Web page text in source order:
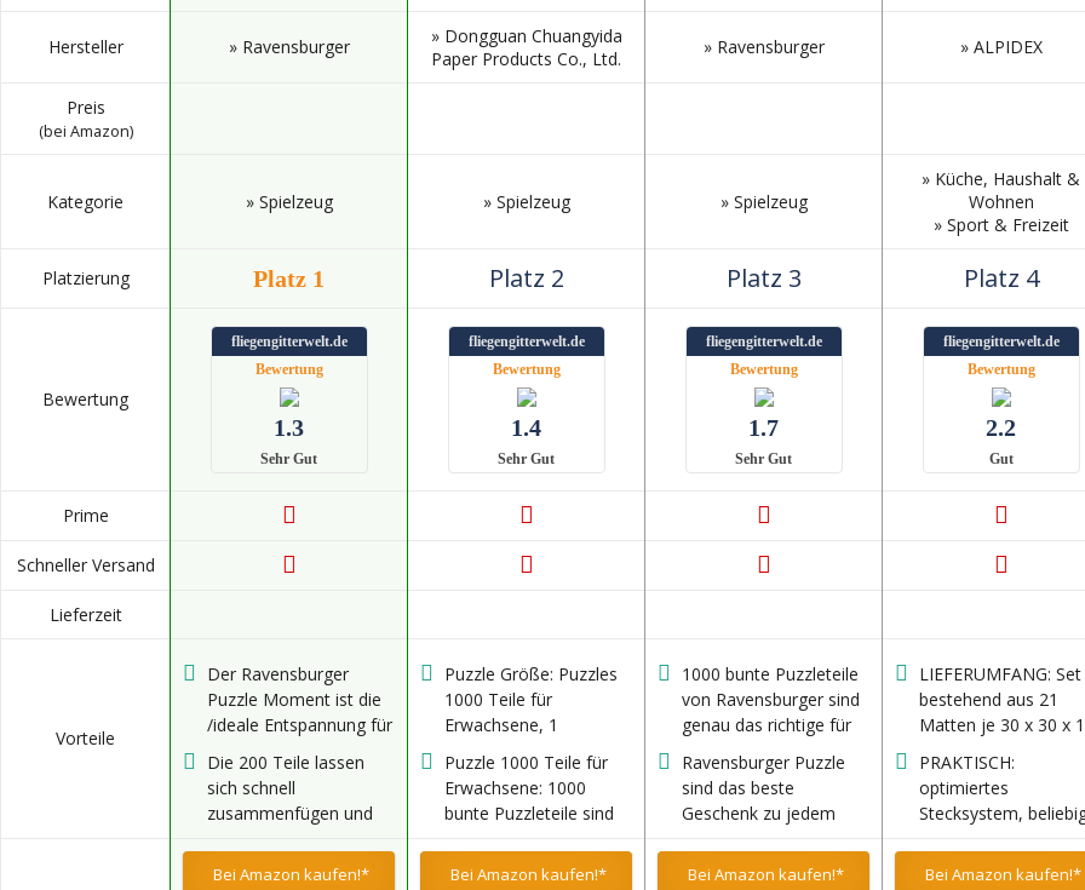
Hersteller » Ravensburger
» Dongguan Chuangyida
Paper Products Co., Ltd.
» Ravensburger » ALPIDEX
Preis
(bei Amazon)
Kategorie » Spielzeug » Spielzeug » Spielzeug
» Küche, Haushalt &
Wohnen
» Sport & Freizeit
Platzierung Platz 1 Platz 2 Platz 3 Platz 4
Bewertung
fliegengitterwelt.de
Bewertung
1.3
Sehr Gut
fliegengitterwelt.de
Bewertung
1.4
Sehr Gut
fliegengitterwelt.de
Bewertung
1.7
Sehr Gut
fliegengitterwelt.de
Bewertung
2.2
Gut
Prime
Schneller Versand
Lieferzeit
Vorteile
Der Ravensburger
Puzzle Moment ist die
/ideale Entspannung für
auch für alle Puzzler,
die sich nach einer
kurzen Auszeit sehnen
Die 200 Teile lassen
sich schnell
zusammenfügen und
und höchster
Puzzle Größe: Puzzles
1000 Teile für
Erwachsene, 1
Fertige Größe: 27,56" x
19,69"/70*50 cm
Puzzle 1000 Teile für
Erwachsene: 1000
bunte Puzzleteile sind
jeden Puzzlefan, der
1000 bunte Puzzleteile
von Ravensburger sind
genau das richtige für
faszinierende
Landschaftsmotive,
magische
Fantasiewelten oder
bunte Collagen liebt
Ravensburger Puzzle
sind das beste
Geschenk zu jedem
Weihnachten, Ostern
LIEFERUMFANG: Set
bestehend aus 21
Matten je 30 x 30 x 1
ergibt eine
Gesamtfläche von ca.
212 cm x 92 cm =
m²
PRAKTISCH:
optimiertes
Stecksystem,
strukturierter Anti-
Bei Amazon kaufen!* Bei Amazon kaufen!* Bei Amazon kaufen!* Bei Amazon kaufen!*